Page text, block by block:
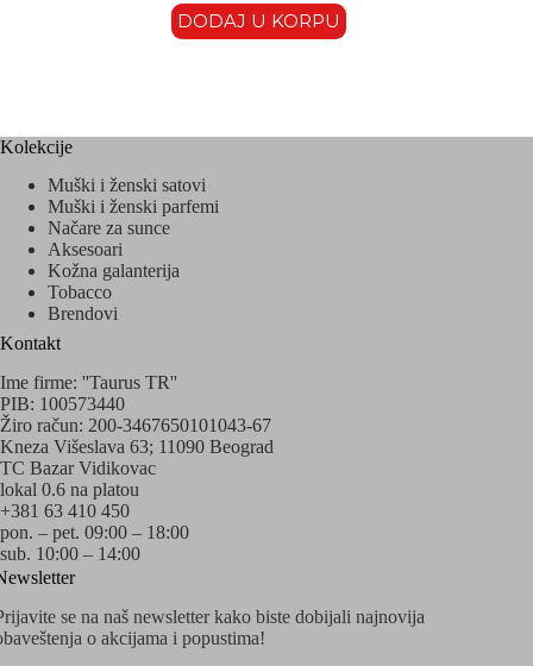
DODAJ U KORPU
Kolekcije
Muški i ženski satovi
Muški i ženski parfemi
Načare za sunce
Aksesoari
Kožna galanterija
Tobacco
Brendovi
Kontakt
Ime firme: ''Taurus TR''
PIB: 100573440
Žiro račun: 200-3467650101043-67
Kneza Višeslava 63; 11090 Beograd
TC Bazar Vidikovac
lokal 0.6 na platou
+381 63 410 450
pon. – pet. 09:00 – 18:00
sub. 10:00 – 14:00
se na naš newsletter kako biste dobijali najnovija
o akcijama i popustima!